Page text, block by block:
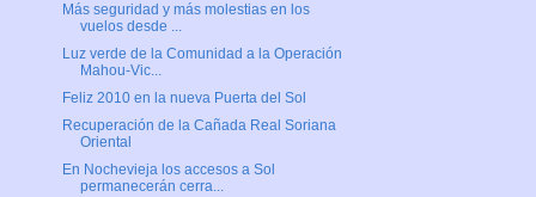
Más seguridad y más molestias en los
vuelos desde ...
Luz verde de la Comunidad a la Operación
Mahou-Vic...
Feliz 2010 en la nueva Puerta del Sol
Recuperación de la Cañada Real Soriana
Oriental
En Nochevieja los accesos a Sol
permanecerán cerra...